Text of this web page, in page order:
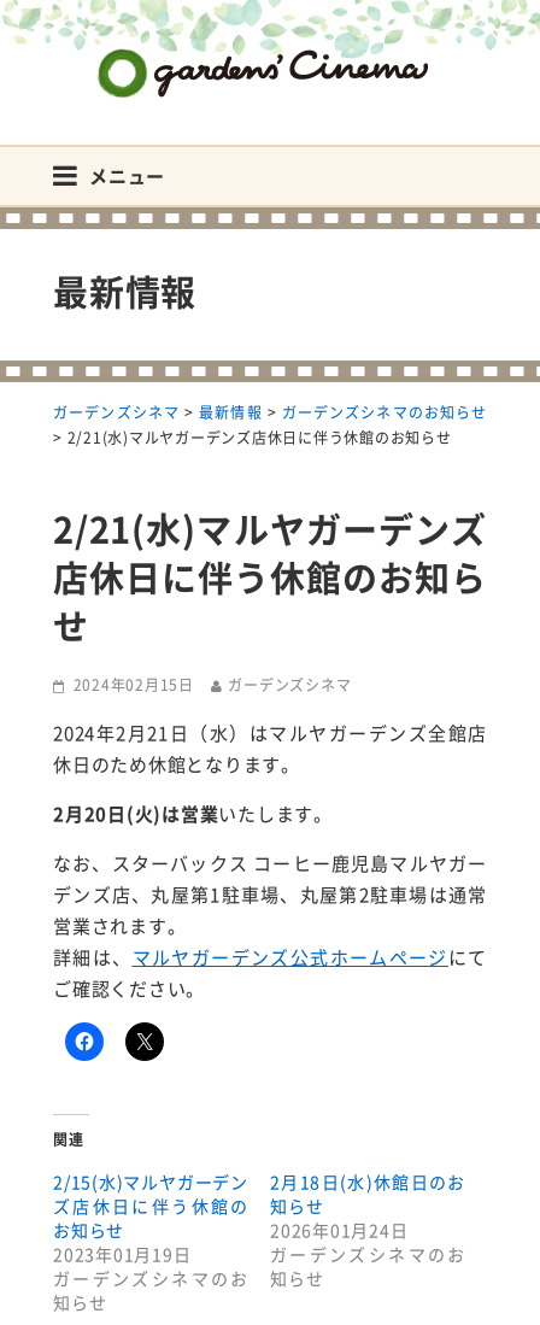
メニュー
最新情報
ガーデンズシネマ >最新情報 > ガーデンズシネマのお知らせ
> 2/21(水)マルヤガーデンズ店休日に伴う休館のお知らせ
2/21(水)マルヤガーデンズ
店休日に伴う休館のお知ら
せ
2024年02月15日 ガーデンズシネマ
2024年2月21日（水）はマルヤガーデンズ全館店
休日のため休館となります。
2月20日(火)は営業いたします。
なお、 スターバックス コーヒー鹿児島マルヤガー
デンズ店、丸屋第1駐車場、丸屋第2駐車場は通常
営業されます。
詳細は、 マルヤガーデンズ公式ホームページ にて
ご確認ください。
関連
2/15(水)マルヤガーデン
ズ店休日に伴う休館の
お知らせ
2023年01月19日
ガーデンズシネマのお
知らせ
2月18日(水)休館日のお
知らせ
2026年01月24日
ガーデンズシネマのお
知らせ